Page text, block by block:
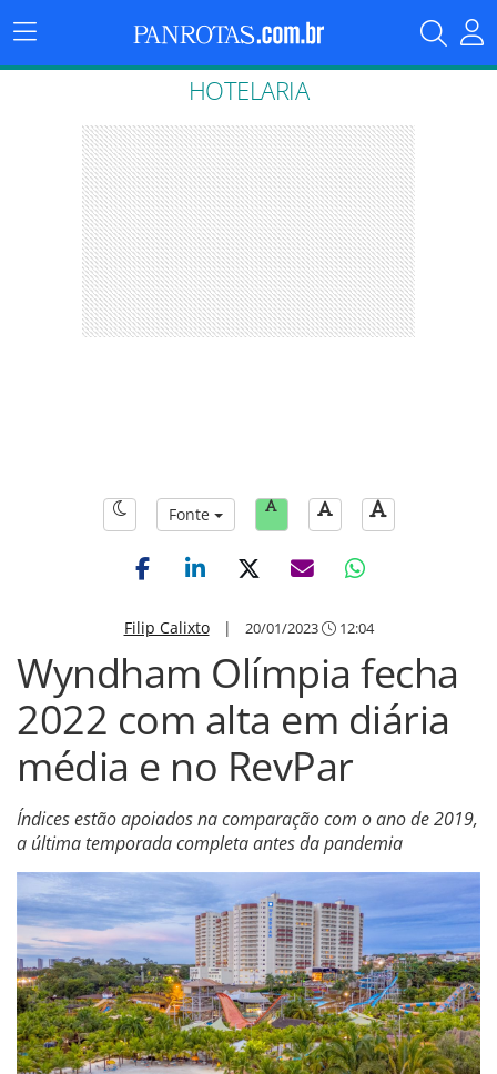
Menu
Principal
HOTELARIA
Fonte
Filip Calixto| 20/01/2023 12:04
Wyndham Olímpia fecha
2022 com alta em diária
média e no RevPar
Índices estão apoiados na comparação com o ano de 2019,
a última temporada completa antes da pandemia